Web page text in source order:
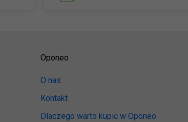
Oponeo
O nas
Kontakt
Dlaczego warto kupić w Oponeo